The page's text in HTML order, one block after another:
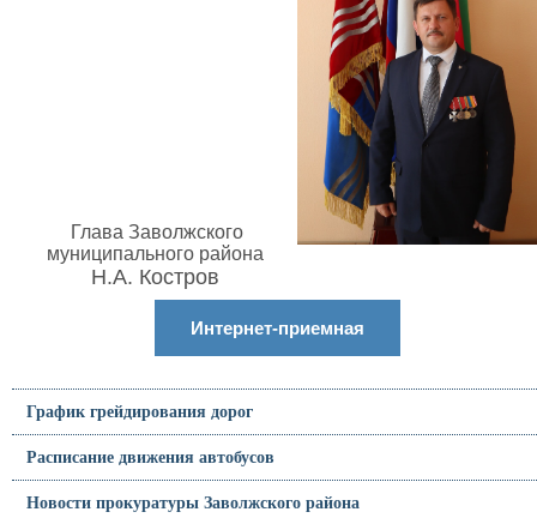
Глава Заволжского
муниципального района
Н.А. Костров
Интернет-приемная
График грейдирования дорог
Расписание движения автобусов
Новости прокуратуры Заволжского района